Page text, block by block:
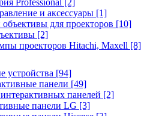
Professional [2]
и аксессуары [1]
для проекторов [10]
[2]
проекторов Hitachi, Maxell [8]
устройства [94]
панели [49]
панелей [2]
панели LG [3]